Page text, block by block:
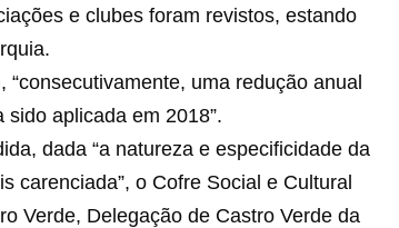
e clubes foram revistos, estando
uma redução anual
aplicada em 2018”.
dada “a natureza e especificidade da
carenciada”, o Cofre Social e Cultural
Verde, Delegação de Castro Verde da